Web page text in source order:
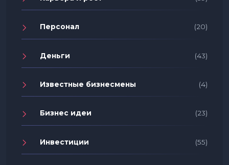
Персонал (20)
Деньги (43)
Известные бизнесмены (4)
Бизнес идеи (23)
Инвестиции (55)